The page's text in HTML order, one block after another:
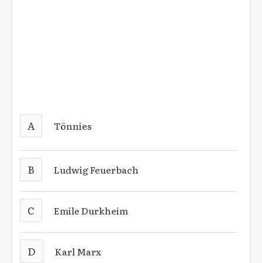
A Tönnies
B Ludwig Feuerbach
C Emile Durkheim
D Karl Marx